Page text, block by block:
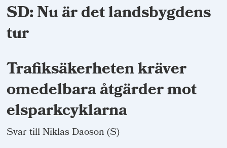
SD: Nu är det landsbygdens
tur
Trafiksäkerheten kräver
omedelbara åtgärder mot
elsparkcyklarna
Svar till Niklas Daoson (S)